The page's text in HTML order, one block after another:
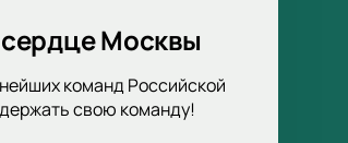
Москвы
команд Российской
свою команду!